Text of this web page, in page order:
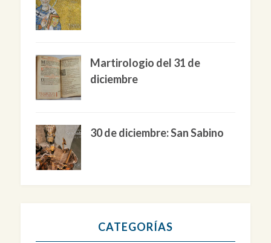
Martirologio del 31 de
diciembre
30 de diciembre: San Sabino
CATEGORÍAS